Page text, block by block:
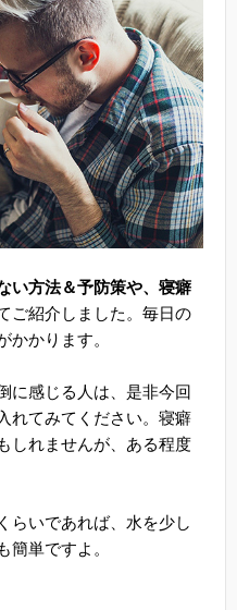
い方法＆予防策や、寝癖
ご紹介しました。毎日の
かかります。
に感じる人は、是非今回
れてみてください。寝癖
しれませんが、ある程度
らいであれば、水を少し
簡単ですよ。